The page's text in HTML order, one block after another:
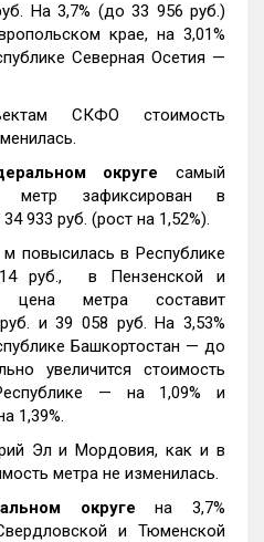
На 3,7% (до 33 956 руб.)
крае, на 3,01%
Северная Осетия —
СКФО стоимость
округе самый
метр зафиксирован в
933 руб. (рост на 1,52%).
повысилась в Республике
руб., в Пензенской и
цена метра составит
и 39 058 руб. На 3,53%
Башкортостан — до
увеличится стоимость
— на 1,09% и
1,39%.
Эл и Мордовия, как и в
метра не изменилась.
округена 3,7%
и Тюменской